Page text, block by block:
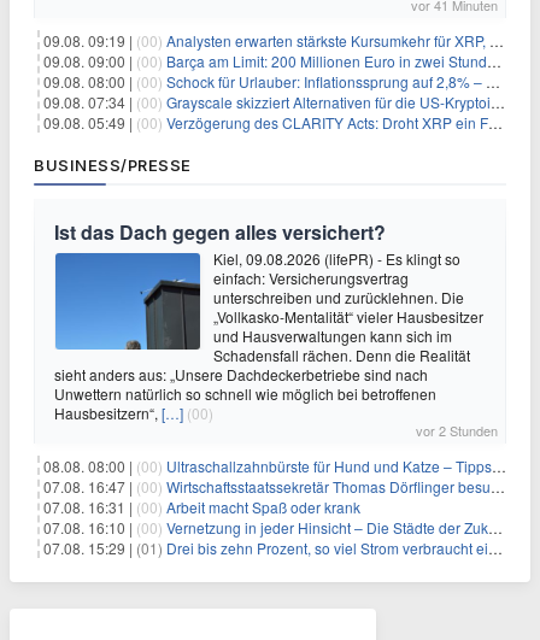
vor 41 Minuten
09.08. 09:19 | (00) Analysten erwarten stärkste Kursumkehr für XRP, während Polymarket skeptisch bleibt
09.08. 09:00 | (00) Barça am Limit: 200 Millionen Euro in zwei Stunden – warum dieser Schuldentrip hochgefährlich wird
09.08. 08:00 | (00) Schock für Urlauber: Inflationssprung auf 2,8% – Diese Preise explodieren jetzt
09.08. 07:34 | (00) Grayscale skizziert Alternativen für die US-Kryptoindustrie ohne CLARITY Act
09.08. 05:49 | (00) Verzögerung des CLARITY Acts: Droht XRP ein Fall unter die $1-Marke?
BUSINESS/PRESSE
Ist das Dach gegen alles versichert?
Kiel, 09.08.2026 (lifePR) - Es klingt so
einfach: Versicherungsvertrag
unterschreiben und zurücklehnen. Die
„Vollkasko-Mentalität“ vieler Hausbesitzer
und Hausverwaltungen kann sich im
Schadensfall rächen. Denn die Realität
sieht anders aus: „Unsere Dachdeckerbetriebe sind nach
Unwettern natürlich so schnell wie möglich bei betroffenen
Hausbesitzern“, […] (00)
vor 2 Stunden
08.08. 08:00 | (00) Ultraschallzahnbürste für Hund und Katze – Tipps zur erfolgreichen Eingewöhnung
07.08. 16:47 | (00) Wirtschaftsstaatssekretär Thomas Dörflinger besucht Handwerksbetrieb im Kammerbezirk Freiburg
07.08. 16:31 | (00) Arbeit macht Spaß oder krank
07.08. 16:10 | (00) Vernetzung in jeder Hinsicht – Die Städte der Zukunft sind grün-blau
07.08. 15:29 | (01) Drei bis zehn Prozent, so viel Strom verbraucht ein Aufzug im Gebäude